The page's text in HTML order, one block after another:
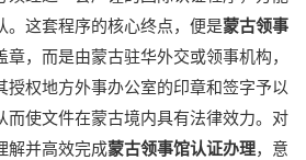
。这套程序的核心终点，便是蒙古领事
章，而是由蒙古驻华外交或领事机构，
授权地方外事办公室的印章和签字予以
而使文件在蒙古境内具有法律效力。对
解并高效完成蒙古领事馆认证办理，意